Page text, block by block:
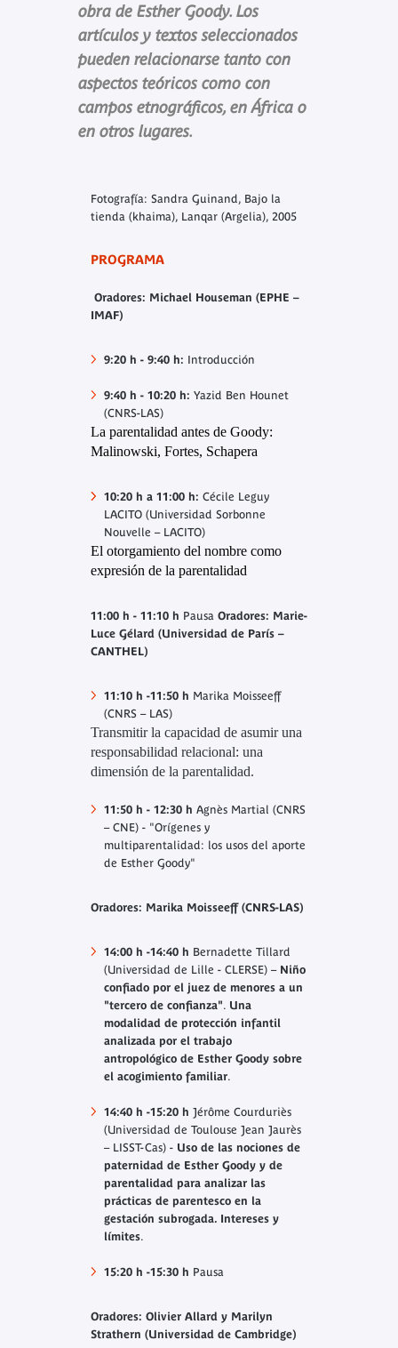
obra de Esther Goody. Los
artículos y textos seleccionados
pueden relacionarse tanto con
aspectos teóricos como con
campos etnográficos, en África o
en otros lugares.
Fotografía: Sandra Guinand, Bajo la
tienda (khaima), Lanqar (Argelia), 2005
PROGRAMA
Oradores: Michael Houseman (EPHE –
IMAF)
9:20 h - 9:40 h: Introducción
9:40 h - 10:20 h: Yazid Ben Hounet
(CNRS-LAS)
La parentalidad antes de Goody:
Malinowski, Fortes, Schapera
10:20 h a 11:00 h: Cécile Leguy
LACITO (Universidad Sorbonne
Nouvelle – LACITO)
El otorgamiento del nombre como
expresión de la parentalidad
11:00 h - 11:10 h Pausa Oradores: Marie-
Luce Gélard (Universidad de París –
CANTHEL)
11:10 h -11:50 h Marika Moisseeff
(CNRS – LAS)
Transmitir la capacidad de asumir una
responsabilidad relacional: una
dimensión de la parentalidad.
11:50 h - 12:30 h Agnès Martial (CNRS
– CNE) - "Orígenes y
multiparentalidad: los usos del aporte
de Esther Goody"
Oradores: Marika Moisseeff (CNRS-LAS)
14:00 h -14:40 h Bernadette Tillard
(Universidad de Lille - CLERSE) – Niño
confiado por el juez de menores a un
"tercero de confianza". Una
modalidad de protección infantil
analizada por el trabajo
antropológico de Esther Goody sobre
el acogimiento familiar.
14:40 h -15:20 h Jérôme Courduriès
(Universidad de Toulouse Jean Jaurès
– LISST-Cas) - Uso de las nociones de
paternidad de Esther Goody y de
parentalidad para analizar las
prácticas de parentesco en la
gestación subrogada. Intereses y
límites.
15:20 h -15:30 h Pausa
Oradores: Olivier Allard y Marilyn
Strathern (Universidad de Cambridge)